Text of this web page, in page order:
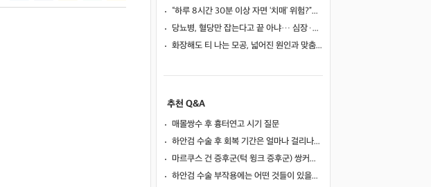
“하루 8시간 30분 이상 자면 ‘치매’ 위험?”… 혈액 속 알츠하이머 단백질 늘었다
당뇨병, 혈당만 잡는다고 끝 아냐… 심장·신장·발 건강 관리까지 챙겨야
화장해도 티 나는 모공, 넓어진 원인과 맞춤 치료법
추천 Q&A
매몰쌍수 후 흉터연고 시기 질문
하안검 수술 후 회복 기간은 얼마나 걸리나요?
마르쿠스 건 증후군(턱 윙크 증후군) 쌍커풀 수술 가능 여부
하안검 수술 부작용에는 어떤 것들이 있을까요?